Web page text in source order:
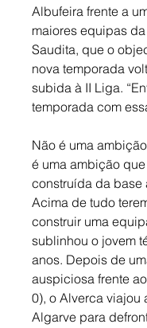
Albufeira frente a
maiores equipas
Saudita, que o
nova temporada
subida à II Liga.
temporada com
Não é uma
é uma ambição
construída da base
Acima de tudo
construir uma
sublinhou o jovem
anos. Depois de
auspiciosa frente
0), o Alverca viajou
Algarve para